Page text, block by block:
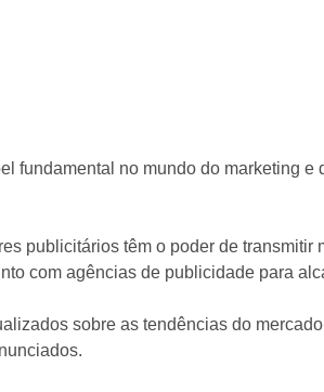
fundamental no mundo do marketing
publicitários têm o poder de
com agências de publicidade para
sobre as tendências do